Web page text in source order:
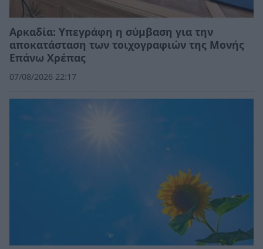
Αρκαδία: Υπεγράφη η σύμβαση για την
αποκατάσταση των τοιχογραφιών της Μονής
Επάνω Χρέπας
07/08/2026 22:17